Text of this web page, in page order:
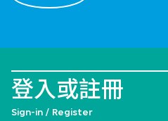
登入或註冊
Sign-in / Register